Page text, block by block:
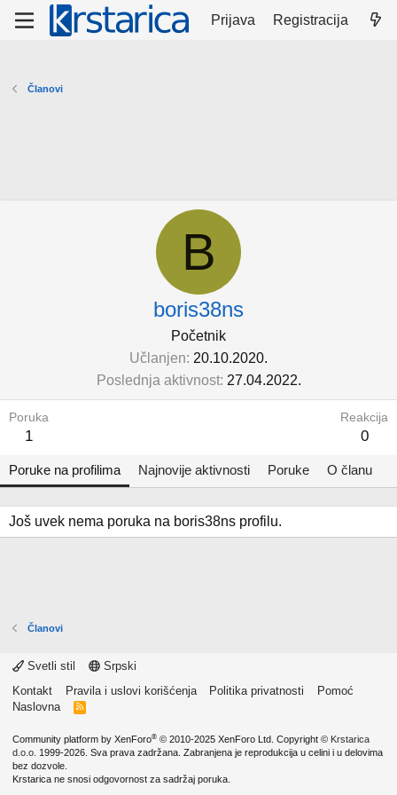
Prijava Registracija
Članovi
B
boris38ns
Početnik
Učlanjen 20.10.2020.
Poslednja aktivnost 27.04.2022.
Poruka
1
Reakcija
0
Poruke na profilima Najnovije aktivnosti Poruke O članu
Još uvek nema poruka na boris38ns profilu.
Članovi
Svetli stil
Srpski
Kontakt
Pravila i uslovi korišćenja Politika privatnosti
Pomoć
Naslovna
R
Community platform by XenForo® © 2010-2025 XenForo Ltd. Copyright © Krstarica
d.o.o. 1999-2026. Sva prava zadržana. Zabranjena je reprodukcija u celini i u delovima
bez dozvole.
Krstarica ne snosi odgovornost za sadržaj poruka.